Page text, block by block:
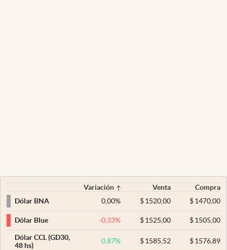
Variación Venta
Compra
Dólar BNA
0,00% $ 1520,00 $1470,00
Dólar Blue -0,33% $ 1525,00 $1505,00
Dólar CCL (GD30,
48 hs)
0,87% $ 1585,52 $1576,89